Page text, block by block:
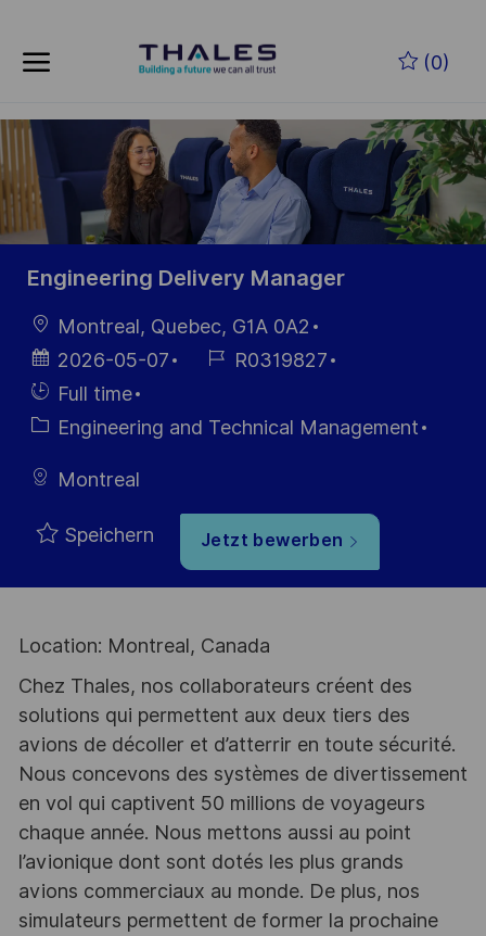
(0)
-
Engineering Delivery Manager
Ort
Montreal, Quebec, G1A 0A2
Datum der
Veröffentlichung
2026-05-07
Job- R0319827
Einstellunngstyp
Full time
Kategorie
Engineering and Technical Management
Montreal
Speichern Jetzt bewerben
Location: Montreal, Canada
Chez Thales, nos collaborateurs créent des
solutions qui permettent aux deux tiers des
avions de décoller et d’atterrir en toute sécurité.
Nous concevons des systèmes de divertissement
en vol qui captivent 50 millions de voyageurs
chaque année. Nous mettons aussi au point
l’avionique dont sont dotés les plus grands
avions commerciaux au monde. De plus, nos
simulateurs permettent de former la prochaine